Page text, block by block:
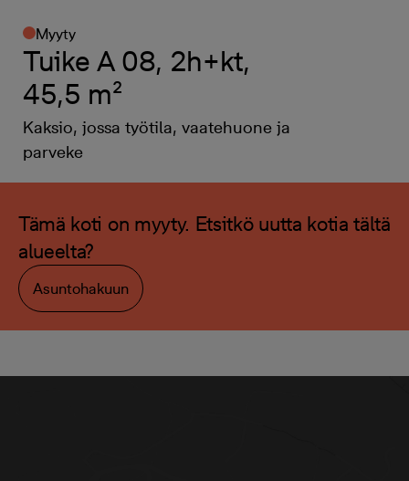
Myyty
Tuike A 08, 2h+kt,
45,5 m²
Kaksio, jossa työtila, vaatehuone ja
parveke
Tämä koti on myyty. Etsitkö uutta kotia tältä
alueelta?
Asuntohakuun